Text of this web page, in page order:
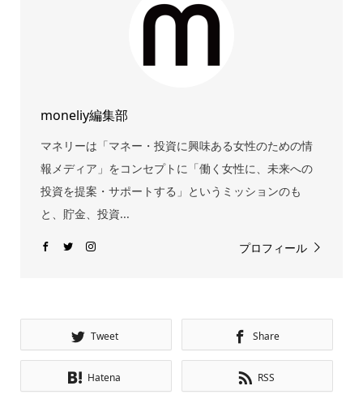
moneliy編集部
マネリーは「マネー・投資に興味ある女性のための情
報メディア」をコンセプトに「働く女性に、未来への
投資を提案・サポートする」というミッションのも
と、貯金、投資...
プロフィール
Tweet Share
Hatena RSS